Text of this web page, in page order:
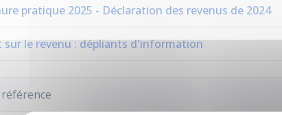
pratique 2025 - Déclaration des revenus de 2024
sur le revenu : dépliants d'information